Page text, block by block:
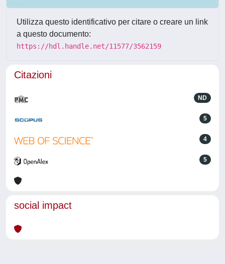
Utilizza questo identificativo per citare o creare un link
a questo documento:
https://hdl.handle.net/11577/3562159
Citazioni
ND
5
4
5
social impact